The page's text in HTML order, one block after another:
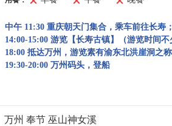
中午 11:30 重庆朝天门集合，乘车前往长寿
14:00-15:00 游览【长寿古镇】（游览时间
18:00 抵达万州，游览素有渝东北洪崖洞之
19:30-20:00 万州码头，登船
万州 奉节 巫山神女溪